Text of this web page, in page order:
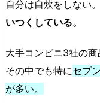
自分は自炊をしない
いつくしている。
大手コンビニ3社の
その中でも特にセブ
が多い。